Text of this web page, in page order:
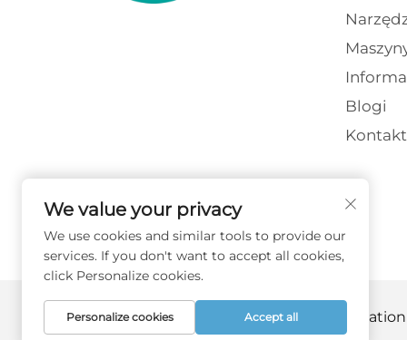
Blogi
Kontakt
Copyright © 2026 Fujian Guozi
prywatności
We value your privacy
We use cookies and similar tools to provide our
services. If you don't want to accept all cookies,
click Personalize cookies.
Personalize cookies Accept all